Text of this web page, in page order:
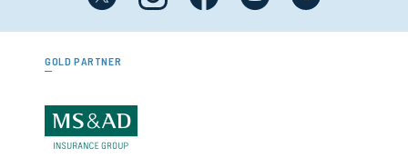
GOLD PARTNER